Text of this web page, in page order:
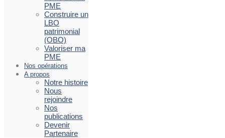
PME
Construire un
LBO
patrimonial
(OBO)
Valoriser ma
PME
Nos opérations
A propos
Notre histoire
Nous
rejoindre
Nos
publications
Devenir
Partenaire